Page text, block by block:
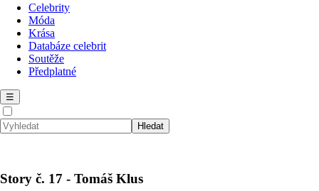
Celebrity
Móda
Krása
Databáze celebrit
Soutěže
Předplatné
☰
Story č. 17 - Tomáš Klus